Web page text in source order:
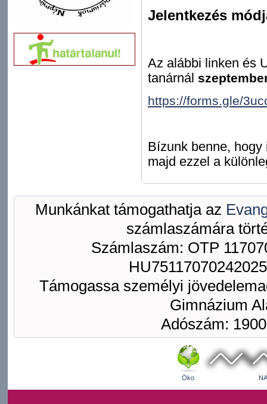
Jelentkezés
Az alábbi linken és
tanárnál
https://forms.gle/
Bízunk benne,
majd ezzel a
Munkánkat támogathatja az
számlaszámára
Számlaszám: OTP
Támogassa személyi
Gimnázium
Adószám:
Öko